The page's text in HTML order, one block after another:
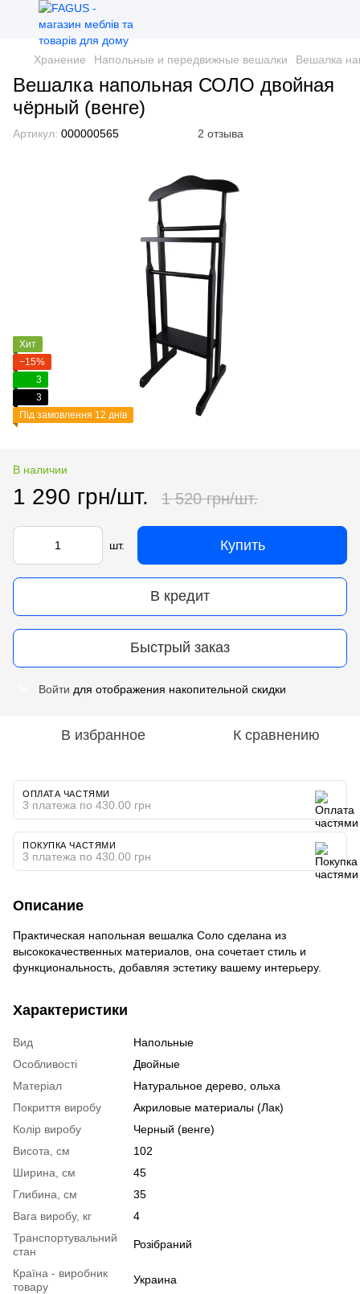
Хранение Напольные и передвижные вешалки Вешалка
Вешалка напольная СОЛО двойная
чёрный (венге)
Артикул: 000000565 2 отзыва
Хит
−15%
3
3
Під замовлення 12 днів
В наличии
1 290 грн/шт. 1 520 грн/шт.
шт. Купить
В кредит
Быстрый заказ
Войти для отображения накопительной скидки
В избранное К сравнению
ОПЛАТА ЧАСТЯМИ
3 платежа по 430.00 грн
ПОКУПКА ЧАСТЯМИ
3 платежа по 430.00 грн
Описание
Практическая напольная вешалка Соло сделана из
высококачественных материалов, она сочетает стиль и
функциональность, добавляя эстетику вашему интерьеру.
Характеристики
Вид
Напольные
Особливості
Двойные
Матеріал
Натуральное дерево, ольха
Покриття виробу
Акриловые материалы (Лак)
Колір виробу
Черный (венге)
Висота, см
102
Ширина, см
45
Глибина, см
35
Вага виробу, кг
4
Транспортувальний
стан
Розібраний
Країна - виробник
товару
Украина